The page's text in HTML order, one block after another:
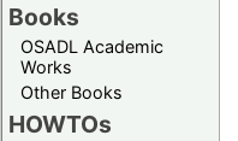
Books
OSADL Academic
Works
Other Books
HOWTOs